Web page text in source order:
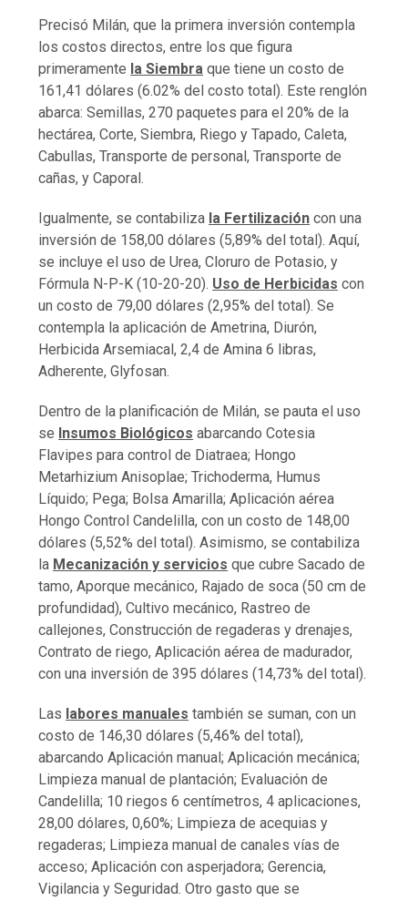
Precisó Milán, que la primera inversión contempla
los costos directos, entre los que figura
primeramente la Siembra que tiene un costo de
161,41 dólares (6.02% del costo total). Este renglón
abarca: Semillas, 270 paquetes para el 20% de la
hectárea, Corte, Siembra, Riego y Tapado, Caleta,
Cabullas, Transporte de personal, Transporte de
cañas, y Caporal.
Igualmente, se contabiliza la Fertilización con una
inversión de 158,00 dólares (5,89% del total). Aquí,
se incluye el uso de Urea, Cloruro de Potasio, y
Fórmula N-P-K (10-20-20). Uso de Herbicidas con
un costo de 79,00 dólares (2,95% del total). Se
contempla la aplicación de Ametrina, Diurón,
Herbicida Arsemiacal, 2,4 de Amina 6 libras,
Adherente, Glyfosan.
Dentro de la planificación de Milán, se pauta el uso
se Insumos Biológicos abarcando Cotesia
Flavipes para control de Diatraea; Hongo
Metarhizium Anisoplae; Trichoderma, Humus
Líquido; Pega; Bolsa Amarilla; Aplicación aérea
Hongo Control Candelilla, con un costo de 148,00
dólares (5,52% del total). Asimismo, se contabiliza
la Mecanización y servicios que cubre Sacado de
tamo, Aporque mecánico, Rajado de soca (50 cm de
profundidad), Cultivo mecánico, Rastreo de
callejones, Construcción de regaderas y drenajes,
Contrato de riego, Aplicación aérea de madurador,
con una inversión de 395 dólares (14,73% del total).
Las labores manuales también se suman, con un
costo de 146,30 dólares (5,46% del total),
abarcando Aplicación manual; Aplicación mecánica;
Limpieza manual de plantación; Evaluación de
Candelilla; 10 riegos 6 centímetros, 4 aplicaciones,
28,00 dólares, 0,60%; Limpieza de acequias y
regaderas; Limpieza manual de canales vías de
acceso; Aplicación con asperjadora; Gerencia,
Vigilancia y Seguridad. Otro gasto que se